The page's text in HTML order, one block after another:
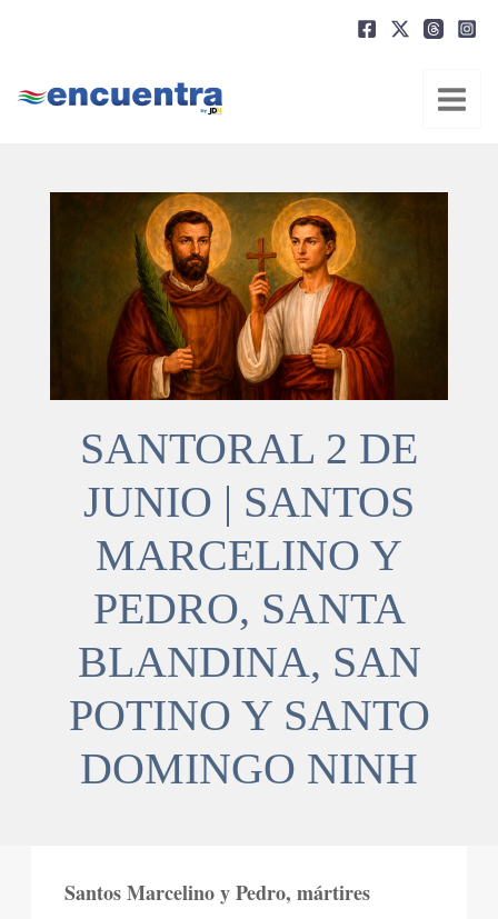
SANTORAL 2 DE
JUNIO | SANTOS
MARCELINO Y
PEDRO, SANTA
BLANDINA, SAN
POTINO Y SANTO
DOMINGO NINH
Santos Marcelino y Pedro, mártires